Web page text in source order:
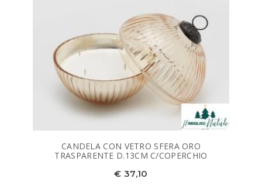
CANDELA CON VETRO SFERA ORO
TRASPARENTE D.13CM C/COPERCHIO
€ 37,10